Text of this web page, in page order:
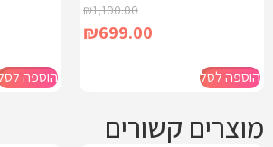
₪1,100.00
₪699.00
הוספה לסל הוספה
מוצרים קשורים